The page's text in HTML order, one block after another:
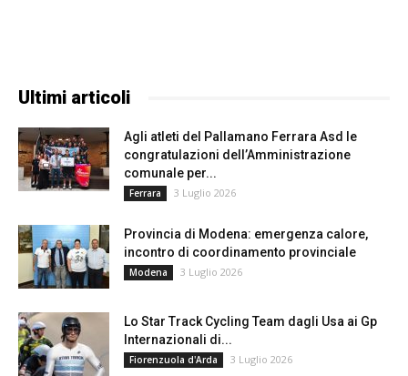
Ultimi articoli
Agli atleti del Pallamano Ferrara Asd le
congratulazioni dell’Amministrazione
comunale per...
Ferrara 3 Luglio 2026
Provincia di Modena: emergenza calore,
incontro di coordinamento provinciale
Modena 3 Luglio 2026
Lo Star Track Cycling Team dagli Usa ai Gp
Internazionali di...
Fiorenzuola d'Arda 3 Luglio 2026